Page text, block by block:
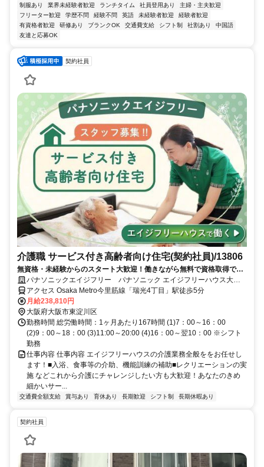
制服あり 業界未経験者歓迎 ランチタイム 社員登用あり
主婦・主夫歓迎
フリーター歓迎
学歴不問 経験不問 英語 未経験者歓迎
経験者歓迎
有資格者歓迎
研修あり ブランクOK 交通費支給 シフト制 社割あり
中国語
友達と応募OK
契約社員
介護職 サービス付き高齢者向け住宅(契約社員)/13806
無資格・未経験からのスタート大歓迎！働きながら無料で資格取得でき
ます！正社員への登用制度もあります。充実した研修制度であなたのキ
ャリアアップを応援します！
パナソニックエイジフリー パナソニック エイジフリーハウス大阪
瑞光
アクセス Osaka Metro今里筋線「瑞光4丁目」駅徒歩5分
月給238,810円
大阪府大阪市東淀川区
勤務時間 総労働時間：1ヶ月あたり167時間 (1)7：00～16：00
(2)9：00～18：00 (3)11:00～20:00 (4)16：00～翌10：00 ※シフト
勤務
仕事内容 仕事内容 エイジフリーハウスの介護業務全般ををお任せし
ます！■入浴、食事等の介助、機能訓練の補助■レクリエーションの実
施 などこれから介護にチャレンジしたい方も大歓迎！あなたのきめ
細かいサー...
交通費全額支給 賞与あり 育休あり 長期歓迎 シフト制 長期休暇あり
契約社員